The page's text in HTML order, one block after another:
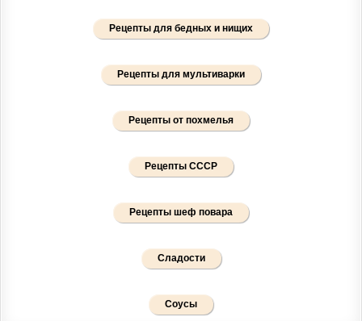
Рецепты для бедных и нищих
Рецепты для мультиварки
Рецепты от похмелья
Рецепты СССР
Рецепты шеф повара
Сладости
Соусы